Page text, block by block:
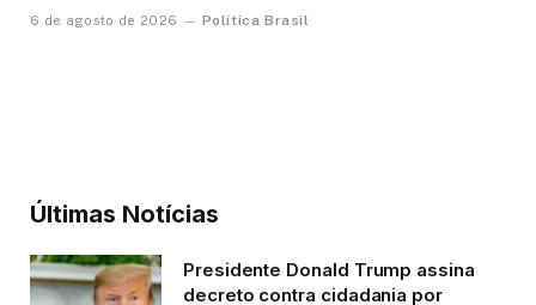
6 de agosto de 2026 Política Brasil
Últimas Notícias
Presidente Donald Trump assina
decreto contra cidadania por